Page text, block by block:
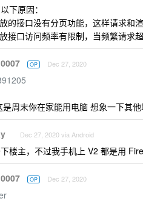
下原因：
的接口没有分页功能，这样请求和
接口访问频率有限制，当频繁请求
OP Dec 27, 2020
是周末你在家能用电脑 想象一下其
Dec 27, 2020 via Android
楼主，不过我手机上 V2 都是用
OP Dec 27, 2020